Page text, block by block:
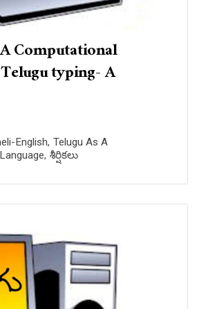
Computational
typing- A
English, Telugu As A
, శీర్షికలు